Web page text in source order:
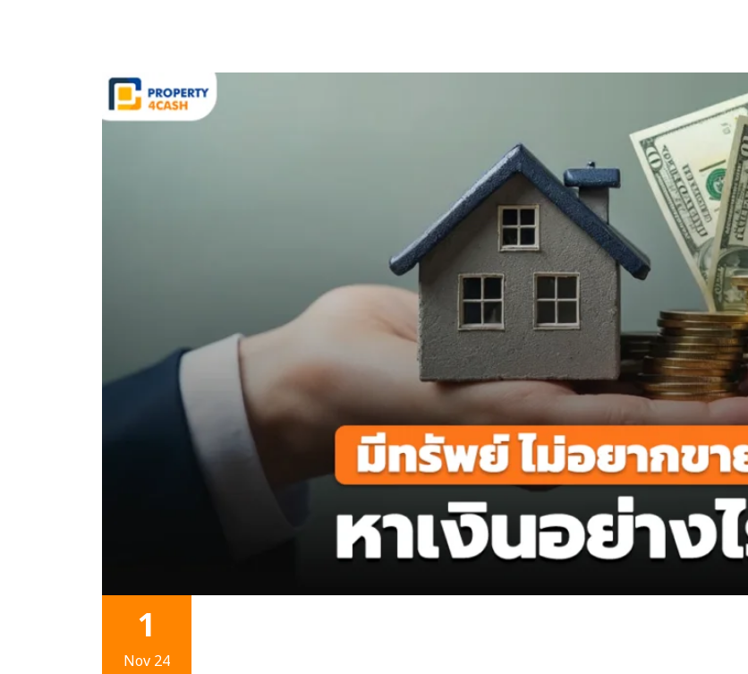
1
Nov 24